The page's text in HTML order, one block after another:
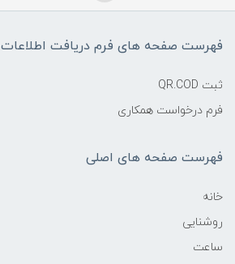
فهرست صفحه های فرم دریافت اطلاعات
ثبت QR.COD
فرم درخواست همکاری
فهرست صفحه های اصلی
خانه
روشنایی
ساعت